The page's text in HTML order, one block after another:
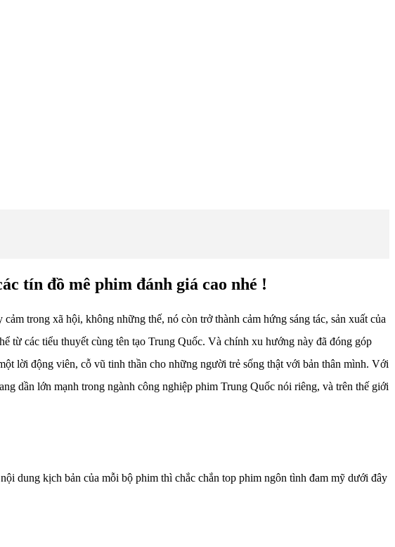
tín đồ mê phim đánh giá cao nhé !
trong xã hội, không những thế, nó còn trở thành cảm hứng sáng tác, sản xuất của
từ các tiểu thuyết cùng tên tạo Trung Quốc. Và chính xu hướng này đã đóng góp
lời động viên, cỗ vũ tinh thần cho những người trẻ sống thật với bản thân mình. Với
dần lớn mạnh trong ngành công nghiệp phim Trung Quốc nói riêng, và trên thế giới
dung kịch bản của mỗi bộ phim thì chắc chắn top phim ngôn tình đam mỹ dưới đây